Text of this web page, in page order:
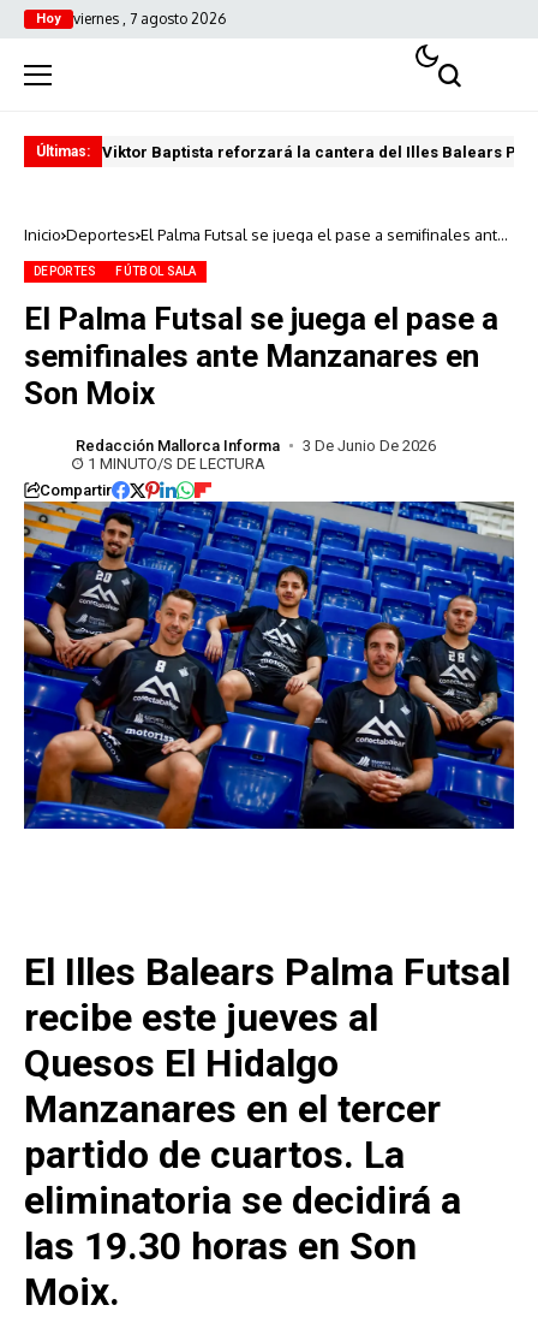
Hoy viernes , 7 agosto 2026
Últimas: Viktor Baptista reforzará la cantera del Illes Balears
Inicio Deportes El Palma Futsal se juega el pase a semifinales ante
DEPORTES FÚTBOL SALA
El Palma Futsal se juega el pase a
semifinales ante Manzanares en
Son Moix
Redacción Mallorca Informa
3 De Junio De 2026
1 MINUTO/S DE LECTURA
Compartir
El Illes Balears Palma Futsal
recibe este jueves al
Quesos El Hidalgo
Manzanares en el tercer
partido de cuartos. La
eliminatoria se decidirá a
las 19.30 horas en Son
Moix.